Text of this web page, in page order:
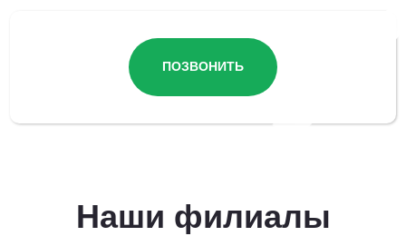
ПОЗВОНИТЬ
Наши филиалы